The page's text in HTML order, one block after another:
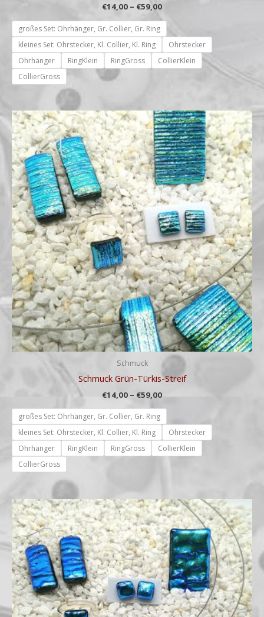
€14,00 – €59,00
großes Set: Ohrhänger, Gr. Collier, Gr. Ring
kleines Set: Ohrstecker, Kl. Collier, Kl. Ring
Ohrstecker
Ohrhänger
RingKlein RingGross
CollierKlein
CollierGross
Schmuck
Schmuck Grün-Türkis-Streif
€14,00 – €59,00
Preisspanne:
€14,00
bis
€59,00
großes Set: Ohrhänger, Gr. Collier, Gr. Ring
kleines Set: Ohrstecker, Kl. Collier, Kl. Ring
Ohrstecker
Ohrhänger
RingKlein RingGross
CollierKlein
CollierGross